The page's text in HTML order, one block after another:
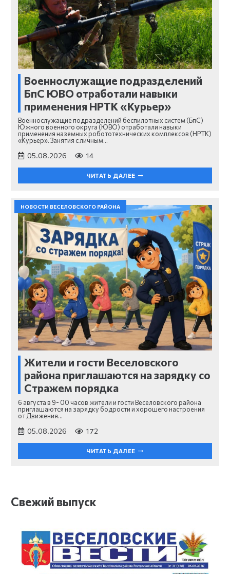
Военнослужащие подразделений
БпС ЮВО отработали навыки
применения НРТК «Курьер»
Военнослужащие подразделений беспилотных систем (БпС)
Южного военного округа (ЮВО) отработали навыки
применения наземных робототехнических комплексов (НРТК)
«Курьер». Занятия с личным…
05.08.2026 14
ЧИТАТЬ ДАЛЕЕ
НОВОСТИ ВЕСЕЛОВСКОГО РАЙОНА
Жители и гости Веселовского
района приглашаются на зарядку со
Стражем порядка
6 августа в 9- 00 часов жители и гости Веселовского района
приглашаются на зарядку бодрости и хорошего настроения
от Движения…
05.08.2026 172
ЧИТАТЬ ДАЛЕЕ
Свежий выпуск